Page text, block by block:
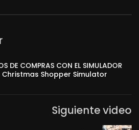
DE COMPRAS CON EL SIMULADOR
| Christmas Shopper Simulator
Siguiente video